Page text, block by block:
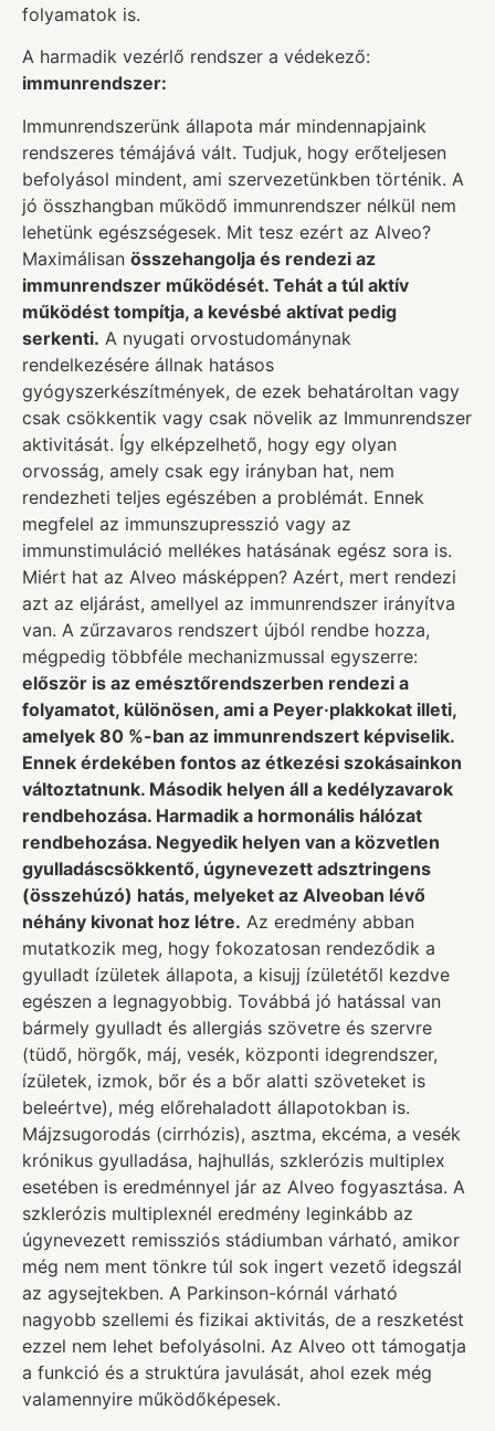
folyamatok is.
A harmadik vezérlő rendszer a védekező:
immunrendszer:
Immunrendszerünk állapota már mindennapjaink
rendszeres témájává vált. Tudjuk, hogy erőteljesen
befolyásol mindent, ami szervezetünkben történik. A
jó összhangban működő immunrendszer nélkül nem
lehetünk egészségesek. Mit tesz ezért az Alveo?
Maximálisan összehangolja és rendezi az
immunrendszer működését. Tehát a túl aktív
működést tompítja, a kevésbé aktívat pedig
serkenti. A nyugati orvostudománynak
rendelkezésére állnak hatásos
gyógyszerkészítmények, de ezek behatároltan vagy
csak csökkentik vagy csak növelik az Immunrendszer
aktivitását. Így elképzelhető, hogy egy olyan
orvosság, amely csak egy irányban hat, nem
rendezheti teljes egészében a problémát. Ennek
megfelel az immunszupresszió vagy az
immunstimuláció mellékes hatásának egész sora is.
Miért hat az Alveo másképpen? Azért, mert rendezi
azt az eljárást, amellyel az immunrendszer irányítva
van. A zűrzavaros rendszert újból rendbe hozza,
mégpedig többféle mechanizmussal egyszerre:
először is az emésztőrendszerben rendezi a
folyamatot, különösen, ami a Peyer·plakkokat illeti,
amelyek 80 %-ban az immunrendszert képviselik.
Ennek érdekében fontos az étkezési szokásainkon
változtatnunk. Második helyen áll a kedélyzavarok
rendbehozása. Harmadik a hormonális hálózat
rendbehozása. Negyedik helyen van a közvetlen
gyulladáscsökkentő, úgynevezett adsztringens
(összehúzó) hatás, melyeket az Alveoban lévő
néhány kivonat hoz létre. Az eredmény abban
mutatkozik meg, hogy fokozatosan rendeződik a
gyulladt ízületek állapota, a kisujj ízületétől kezdve
egészen a legnagyobbig. Továbbá jó hatással van
bármely gyulladt és allergiás szövetre és szervre
(tüdő, hörgők, máj, vesék, központi idegrendszer,
ízületek, izmok, bőr és a bőr alatti szöveteket is
beleértve), még előrehaladott állapotokban is.
Májzsugorodás (cirrhózis), asztma, ekcéma, a vesék
krónikus gyulladása, hajhullás, szklerózis multiplex
esetében is eredménnyel jár az Alveo fogyasztása. A
szklerózis multiplexnél eredmény leginkább az
úgynevezett remissziós stádiumban várható, amikor
még nem ment tönkre túl sok ingert vezető idegszál
az agysejtekben. A Parkinson-kórnál várható
nagyobb szellemi és fizikai aktivitás, de a reszketést
ezzel nem lehet befolyásolni. Az Alveo ott támogatja
a funkció és a struktúra javulását, ahol ezek még
valamennyire működőképesek.